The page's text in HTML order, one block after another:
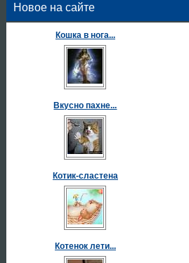
Новое на сайте
Кошка в нога...
Вкусно пахне...
Котик-сластена
Котенок лети...